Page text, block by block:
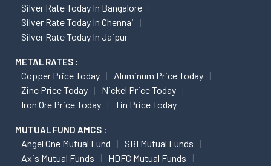
Silver Rate Today In Bangalore
Silver Rate Today In Chennai
Silver Rate Today In Jaipur
METAL RATES :
Copper Price Today
Aluminum Price Today
Zinc Price Today
Nickel Price Today
Iron Ore Price Today
Tin Price Today
MUTUAL FUND AMCS :
Angel One Mutual Fund
SBI Mutual Funds
Axis Mutual Funds
HDFC Mutual Funds